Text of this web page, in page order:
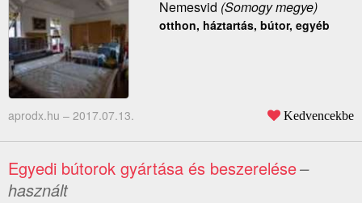
Nemesvid (Somogy megye)
otthon, háztartás, bútor, egyéb
aprodx.hu – 2017.07.13. Kedvencekbe
Egyedi bútorok gyártása és beszerelése–
használt